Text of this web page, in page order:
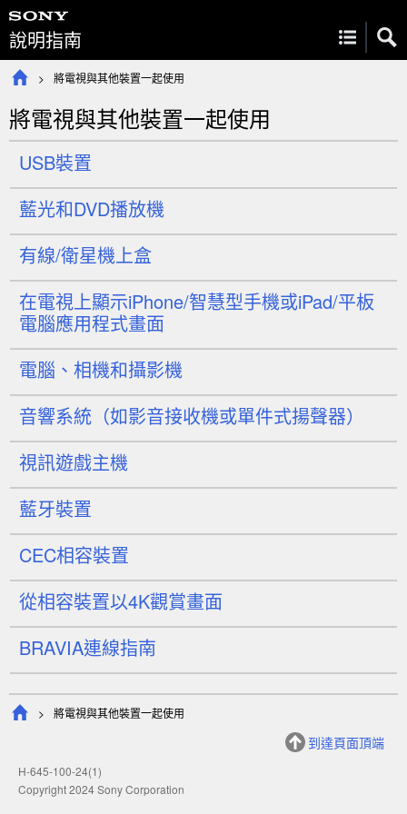
說明指南
將電視與其他裝置一起使用
將電視與其他裝置一起使用
USB裝置
藍光和DVD播放機
有線/衛星機上盒
在電視上顯示iPhone/智慧型手機或iPad/平板
電腦應用程式畫面
電腦、相機和攝影機
音響系統（如影音接收機或單件式揚聲器）
視訊遊戲主機
藍牙裝置
CEC相容裝置
從相容裝置以4K觀賞畫面
BRAVIA連線指南
將電視與其他裝置一起使用
到達頁面頂端
H-645-100-24(1)
Copyright 2024 Sony Corporation